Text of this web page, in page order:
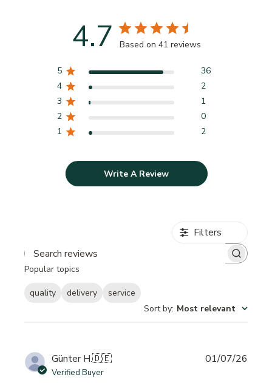
4.7 Based on 41 reviews
5
36
4
2
3
1
2
0
1
2
Write A Review
Filters
Popular topics
quality delivery
service
Sort by: Most relevant
Günter H.🇩🇪
Verified Buyer
01/07/26